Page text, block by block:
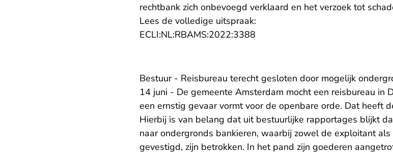
rechtbank zich onbevoegd verklaard en het verzoek tot
Lees de volledige uitspraak:
ECLI:NL:RBAMS:2022:3388
Bestuur - Reisbureau terecht gesloten door mogelijk
14 juni - De gemeente Amsterdam mocht een reisbureau in
een ernstig gevaar vormt voor de openbare orde. Dat heeft
Hierbij is van belang dat uit bestuurlijke rapportages blijkt
naar ondergronds bankieren, waarbij zowel de exploitant
gevestigd, zijn betrokken. In het pand zijn goederen